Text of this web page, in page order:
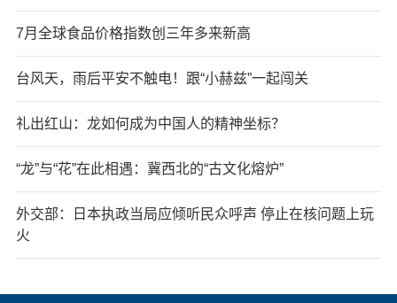
7月全球食品价格指数创三年多来新高
台风天，雨后平安不触电！跟“小赫兹”一起闯关
礼出红山：龙如何成为中国人的精神坐标？
“龙”与“花”在此相遇：冀西北的“古文化熔炉”
外交部：日本执政当局应倾听民众呼声 停止在核问题上玩
火